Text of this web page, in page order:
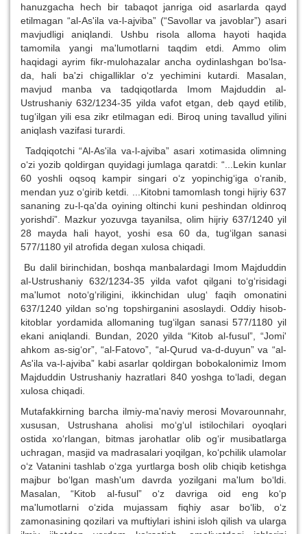
hanuzgacha hech bir tabaqot janriga oid asarlarda qayd
etilmagan “al-As'ila va-l-ajviba” (“Savollar va javoblar”) asari
mavjudligi aniqlandi. Ushbu risola alloma hayoti haqida
tamomila yangi ma'lumotlarni taqdim etdi. Ammo olim
haqidagi ayrim fikr-mulohazalar ancha oydinlashgan bo‘lsa-
da, hali ba'zi chigalliklar o‘z yechimini kutardi. Masalan,
mavjud manba va tadqiqotlarda Imom Majduddin al-
Ustrushaniy 632/1234-35 yilda vafot etgan, deb qayd etilib,
tug‘ilgan yili esa zikr etilmagan edi. Biroq uning tavallud yilini
aniqlash vazifasi turardi.
Tadqiqotchi “Al-As'ila va-l-ajviba” asari xotimasida olimning
o‘zi yozib qoldirgan quyidagi jumlaga qaratdi: “...Lekin kunlar
60 yoshli oqsoq kampir singari o‘z yopinchig‘iga o‘ranib,
mendan yuz o‘girib ketdi. ...Kitobni tamomlash tongi hijriy 637
sananing zu-l-qa'da oyining oltinchi kuni peshindan oldinroq
yorishdi”. Mazkur yozuvga tayanilsa, olim hijriy 637/1240 yil
28 mayda hali hayot, yoshi esa 60 da, tug‘ilgan sanasi
577/1180 yil atrofida degan xulosa chiqadi.
Bu dalil birinchidan, boshqa manbalardagi Imom Majduddin
al-Ustrushaniy 632/1234-35 yilda vafot qilgani to‘g‘risidagi
ma'lumot noto‘g‘riligini, ikkinchidan ulug‘ faqih omonatini
637/1240 yildan so‘ng topshirganini asoslaydi. Oddiy hisob-
kitoblar yordamida allomaning tug‘ilgan sanasi 577/1180 yil
ekani aniqlandi. Bundan, 2020 yilda “Kitob al-fusul”, “Jomi'
ahkom as-sig‘or”, “al-Fatovo”, “al-Qurud va-d-duyun” va “al-
As'ila va-l-ajviba” kabi asarlar qoldirgan bobokalonimiz Imom
Majduddin Ustrushaniy hazratlari 840 yoshga to‘ladi, degan
xulosa chiqadi.
Mutafakkirning barcha ilmiy-ma'naviy merosi Movarounnahr,
xususan, Ustrushana aholisi mo‘g‘ul istilochilari oyoqlari
ostida xo‘rlangan, bitmas jarohatlar olib og‘ir musibatlarga
uchragan, masjid va madrasalari yoqilgan, ko‘pchilik ulamolar
o‘z Vatanini tashlab o‘zga yurtlarga bosh olib chiqib ketishga
majbur bo‘lgan mash'um davrda yozilgani ma'lum bo‘ldi.
Masalan, “Kitob al-fusul” o‘z davriga oid eng ko‘p
ma'lumotlarni o‘zida mujassam fiqhiy asar bo‘lib, o‘z
zamonasining qozilari va muftiylari ishini isloh qilish va ularga